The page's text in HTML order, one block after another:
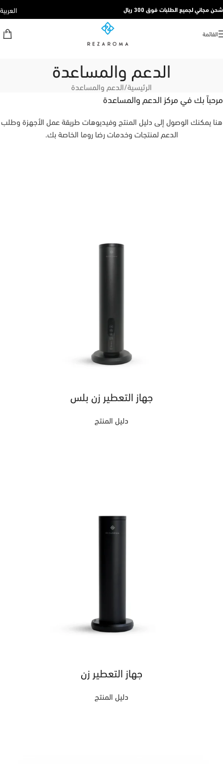
شحن مجاني لجميع الطلبات فوق 300 ريال العربية
القائمة
الدعم والمساعدة
الرئيسية الدعم والمساعدة
مرحباً بك في مركز الدعم والمساعدة
هنا يمكنك الوصول إلى دليل المنتج وفيديوهات طريقة عمل الأجهزة وطلب
الدعم لمنتجات وخدمات رضا روما الخاصة بك.
جهاز التعطير زن بلس
دليل المنتج
جهاز التعطير زن
دليل المنتج